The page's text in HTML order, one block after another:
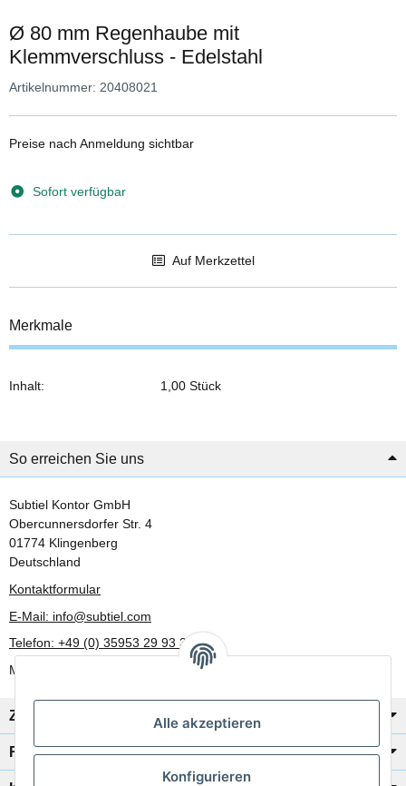
Alle akzeptieren
Konfigurieren
Ø 80 mm Regenhaube mit
Klemmverschluss - Edelstahl
Artikelnummer: 20408021
Preise nach Anmeldung sichtbar
Sofort verfügbar
Auf Merkzettel
Merkmale
Produkteigenschaft
Wert
Inhalt: 1,00 Stück
So erreichen Sie uns
Subtiel Kontor GmbH
Obercunnersdorfer Str. 4
01774 Klingenberg
Deutschland
Kontaktformular
E-Mail: info@subtiel.com
Telefon: +49 (0) 35953 29 93 30
Mo-Fr: 8:00 Uhr - 17:00 Uhr
Zahlung/Versand
Rechtliches